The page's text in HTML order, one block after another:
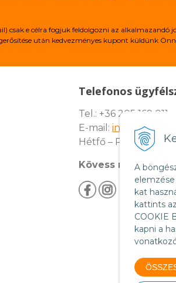
A
kat
kattints
COOKIE
kapni a
csak e célra fogjuk feldolgozni az
után kedvezményes kupont küldünk
Telefonos
Tel.: +36 205 169 011
E-mail:
Hétfő – Péntek 7:00-
Kövess minket: